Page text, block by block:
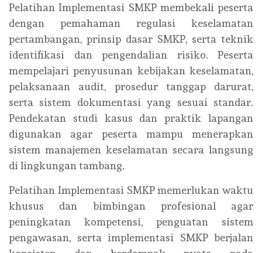
Pelatihan Implementasi SMKP membekali peserta
dengan pemahaman regulasi keselamatan
pertambangan, prinsip dasar SMKP, serta teknik
identifikasi dan pengendalian risiko. Peserta
mempelajari penyusunan kebijakan keselamatan,
pelaksanaan audit, prosedur tanggap darurat,
serta sistem dokumentasi yang sesuai standar.
Pendekatan studi kasus dan praktik lapangan
digunakan agar peserta mampu menerapkan
sistem manajemen keselamatan secara langsung
di lingkungan tambang.
Pelatihan Implementasi SMKP memerlukan waktu
khusus dan bimbingan profesional agar
peningkatan kompetensi, penguatan sistem
pengawasan, serta implementasi SMKP berjalan